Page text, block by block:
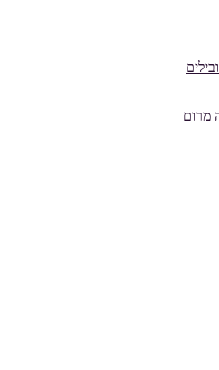
מרום